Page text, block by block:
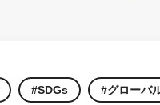
SDGs グローバ